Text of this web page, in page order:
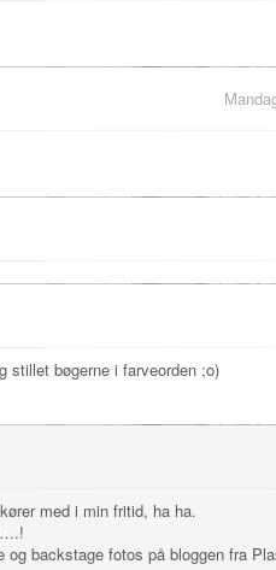
bøgerne i farveorden ;o)
med i min fritid, ha ha.
backstage fotos på bloggen fra